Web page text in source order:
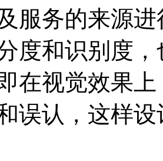
服务的来源
度和识别度
在视觉效果
误认，这样